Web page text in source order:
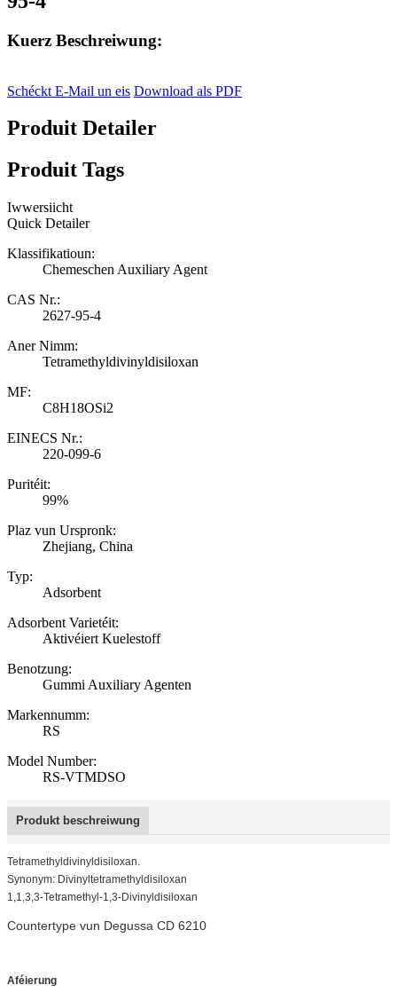
Kuerz Beschreiwung:
Schéckt E-Mail un eis Download als PDF
Produit Detailer
Produit Tags
Iwwersiicht
Quick Detailer
Klassifikatioun:
Chemeschen Auxiliary Agent
CAS Nr.:
2627-95-4
Aner Nimm:
Tetramethyldivinyldisiloxan
MF:
C8H18OSi2
EINECS Nr.:
220-099-6
Puritéit:
99%
Plaz vun Urspronk:
Zhejiang, China
Typ:
Adsorbent
Adsorbent Varietéit:
Aktivéiert Kuelestoff
Benotzung:
Gummi Auxiliary Agenten
Markennumm:
RS
Model Number:
RS-VTMDSO
Produkt beschreiwung
Tetramethyldivinyldisiloxan.
Synonym: Divinyltetramethyldisiloxan
1,1,3,3-Tetramethyl-1,3-Divinyldisiloxan
Countertype vun Degussa CD 6210
Aféierung